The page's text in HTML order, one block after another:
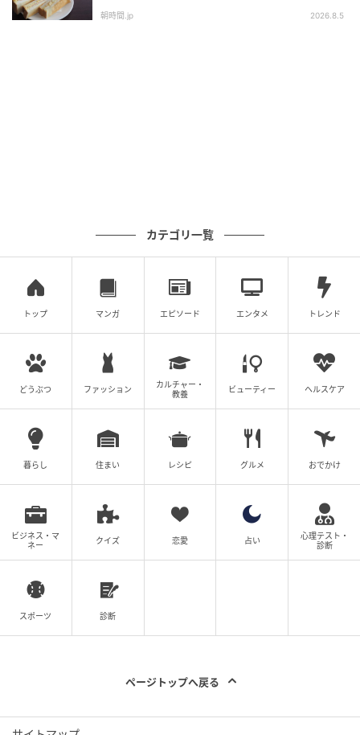
トッピングがたっぷり！
出典：Instagram
@masaki_19740913さんが「毎年のように買ってま
す」というのが、期間限定商品の「宇治抹茶わらび餅
のクリームあんみつ」です。寒天の上に、抹茶のわら
豆・粒あん・ホイップクリームとトッピングがたっぷ
り。寒天とトッピングが別になっているので、水っぽ
くなりにくく美味しく食べられそうです。販売価格は
¥367（税込）です。
※本文中の画像は投稿主様より掲載許諾をいただいて
います。
@masaki_19740913様のInstagram投稿をご紹介して
※記事内の情報は執筆時のものになります。価格変更
朝時間.jp 2026.8.5
カテゴリ一覧
トップ マンガ エピソード エンタメ トレンド
どうぶつ ファッション
カルチャー・
教養
ビューティー ヘルスケア
暮らし 住まい レシピ グルメ おでかけ
ビジネス・マ
ネー
クイズ 恋愛 占い
心理テスト・
診断
スポーツ 診断
ページトップへ戻る